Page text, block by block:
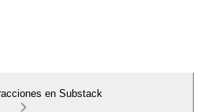
en Substack